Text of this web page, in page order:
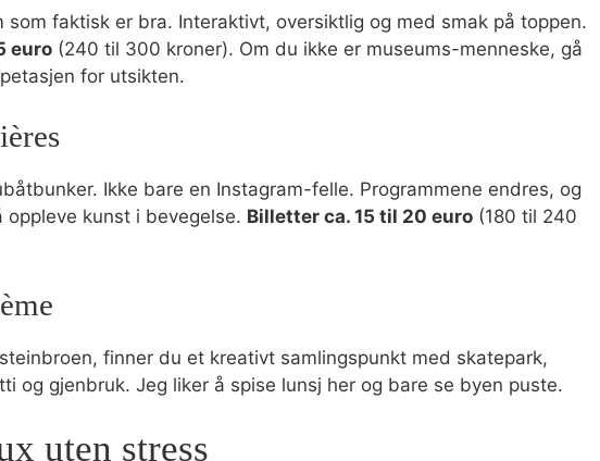
som faktisk er bra. Interaktivt, oversiktlig og med smak på toppen.
euro (240 til 300 kroner). Om du ikke er museums-menneske, gå
for utsikten.
Ikke bare en Instagram-felle. Programmene endres, og
kunst i bevegelse. Billetter ca. 15 til 20 euro (180 til 240
finner du et kreativt samlingspunkt med skatepark,
og gjenbruk. Jeg liker å spise lunsj her og bare se byen puste.
uten stress